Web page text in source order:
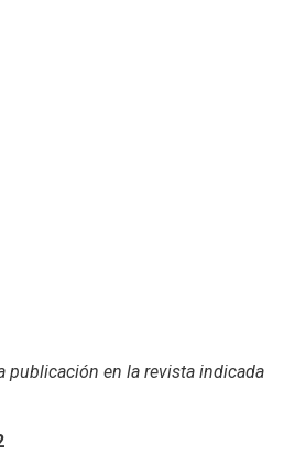
publicación en la revista indicada